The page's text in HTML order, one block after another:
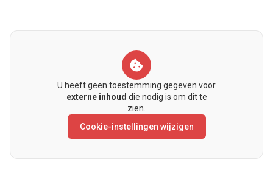
U heeft geen toestemming gegeven voor
externe inhoud die nodig is om dit te
zien.
Cookie-instellingen wijzigen